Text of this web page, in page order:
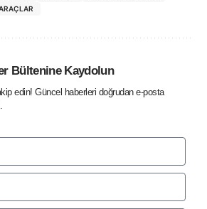
Bültenine Kaydolun
edin! Güncel haberleri doğrudan e-posta